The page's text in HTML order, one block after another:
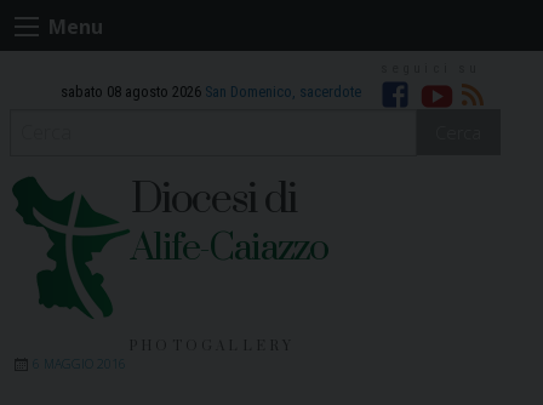
Skip
to
Menu
sabato 08 agosto 2026 San Domenico, sacerdote Facebook
Youtube
RSS
Diocesi di
Alife-Caiazzo
6 MAGGIO 2016